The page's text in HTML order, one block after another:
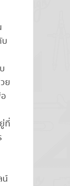
ย
ที่
น์